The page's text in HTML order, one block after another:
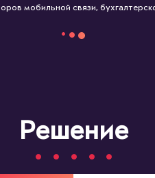
мобильной связи,
Решение